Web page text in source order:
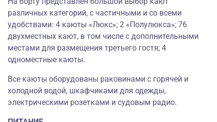
различных категорий, с частичными и со всеми
удобствами: 4 каюты «Люкс»; 2 «Полулюкса»; 76
двухместных кают, в том числе с дополнительными
местами для размещения третьего гостя; 4
одноместные каюты.
Все каюты оборудованы раковинами с горячей и
холодной водой, шкафчиками для одежды,
электрическими розетками и судовым радио.